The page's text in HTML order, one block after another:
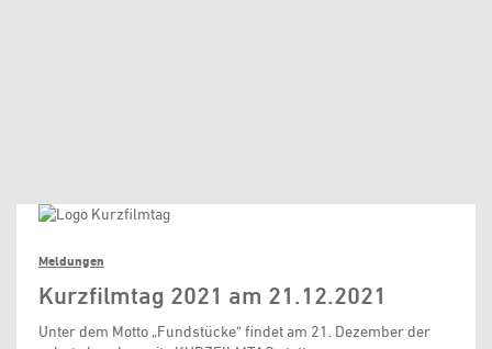
Meldungen
Kurzfilmtag 2021 am 21.12.2021
Unter dem Motto „Fundstücke“ findet am 21. Dezember der